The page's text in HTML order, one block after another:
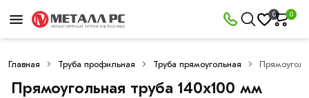
0 0
Главная Труба профильная Труба прямоугольная
Прямоугольная труба 140х100 мм
Фильтры
×
Со
скидкой